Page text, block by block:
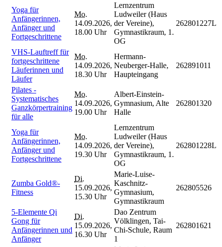
Yoga für
Anfängerinnen,
Anfänger und
Fortgeschrittene
Mo.
14.09.2026,
18.00 Uhr
Lernzentrum
Ludweiler (Haus
der Vereine),
Gymnastikraum, 1.
OG
262801227L
VHS-Lauftreff für
fortgeschrittene
Läuferinnen und
Läufer
Mo.
14.09.2026,
18.30 Uhr
Hermann-
Neuberger-Halle,
Haupteingang
262891011
Pilates -
Systematisches
Ganzkörpertraining
für alle
Mo.
14.09.2026,
19.00 Uhr
Albert-Einstein-
Gymnasium, Alte
Halle
262801320
Yoga für
Anfängerinnen,
Anfänger und
Fortgeschrittene
Mo.
14.09.2026,
19.30 Uhr
Lernzentrum
Ludweiler (Haus
der Vereine),
Gymnastikraum, 1.
OG
262801228L
Zumba Gold®-
Fitness
Di.
15.09.2026,
15.30 Uhr
Marie-Luise-
Kaschnitz-
Gymnasium,
Gymnastikraum
262805526
5-Elemente Qi
Gong für
Anfängerinnen und
Anfänger
Di.
15.09.2026,
16.30 Uhr
Dao Zentrum
Völklingen, Tai-
Chi-Schule, Raum
1
262801621